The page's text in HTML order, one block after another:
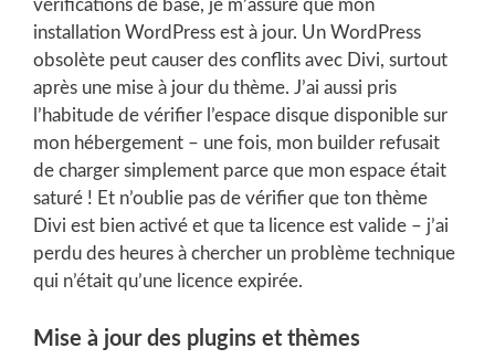
vérifications de base, je m’assure que mon
installation WordPress est à jour. Un WordPress
obsolète peut causer des conflits avec Divi, surtout
après une mise à jour du thème. J’ai aussi pris
l’habitude de vérifier l’espace disque disponible sur
mon hébergement – une fois, mon builder refusait
de charger simplement parce que mon espace était
saturé ! Et n’oublie pas de vérifier que ton thème
Divi est bien activé et que ta licence est valide – j’ai
perdu des heures à chercher un problème technique
qui n’était qu’une licence expirée.
Mise à jour des plugins et thèmes